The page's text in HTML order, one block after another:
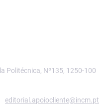
Politécnica, Nº135, 1250-100
editorial.apoiocliente@incm.pt